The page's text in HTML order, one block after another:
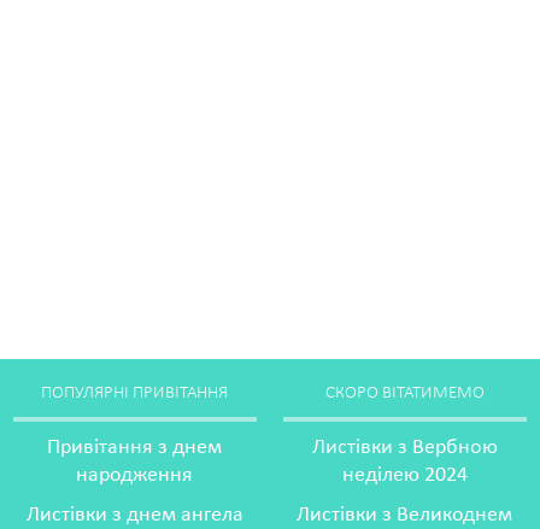
ПОПУЛЯРНІ ПРИВІТАННЯ
Привітання з днем
народження
Листівки з днем ангела
СКОРО ВІТАТИМЕМО
Листівки з Вербною
неділею 2024
Листівки з Великоднем